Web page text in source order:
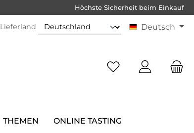
Höchste Sicherheit beim Einkauf
Lieferland Deutsch
THEMEN ONLINE TASTING